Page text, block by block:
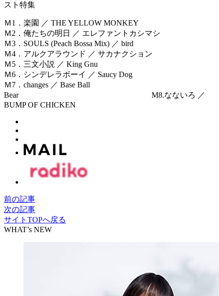
スト特集
Ｍ1．楽園 ／ THE YELLOW MONKEY
Ｍ2．俺たちの明日 ／ エレファントカシマシ
Ｍ3．SOULS (Peach Bossa Mix) ／ bird
Ｍ4．アルクアラウンド ／ サカナクション
Ｍ5．三文小説 ／ King Gnu
Ｍ6．シンデレラボーイ ／ Saucy Dog
Ｍ7．changes ／ Base Ball
Bear M8.なないろ ／
BUMP OF CHICKEN
前の記事
次の記事
サイトTOPへ戻る
WHAT’s NEW